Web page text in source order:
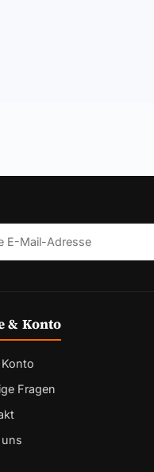
& Konto
Fragen